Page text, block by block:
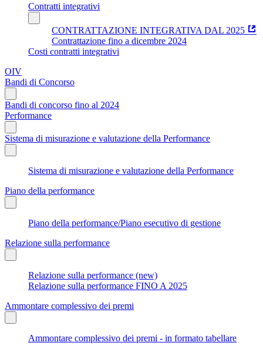
Contratti integrativi
CONTRATTAZIONE INTEGRATIVA DAL 2025
Contrattazione fino a dicembre 2024
Costi contratti integrativi
OIV
Bandi di Concorso
Bandi di concorso fino al 2024
Performance
Sistema di misurazione e valutazione della Performance
Sistema di misurazione e valutazione della Performance
Piano della performance
Piano della performance/Piano esecutivo di gestione
Relazione sulla performance
Relazione sulla performance (new)
Relazione sulla performance FINO A 2025
Ammontare complessivo dei premi
Ammontare complessivo dei premi - in formato tabellare